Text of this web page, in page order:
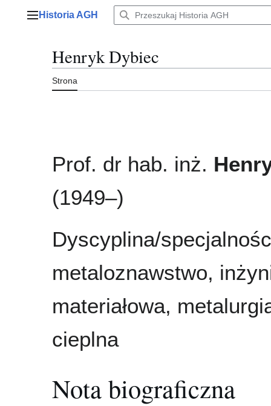
Menu główne
Historia AGH
Henryk Dybiec
Strona
Prof. dr hab. inż.
(1949–)
Dyscyplina/
metaloznawstwo,
materiałowa,
cieplna
Nota biograficzna